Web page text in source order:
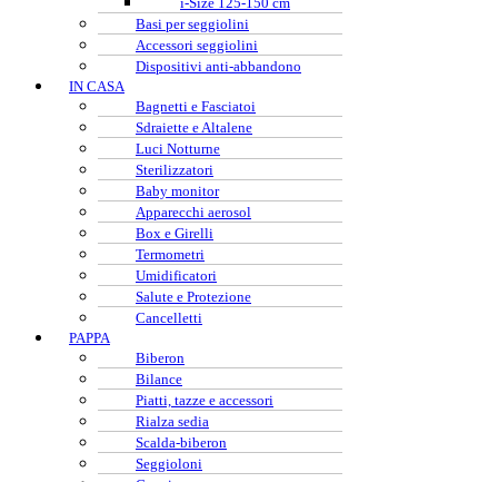
Basi per seggiolini
Accessori seggiolini
Dispositivi anti-abbandono
IN CASA
Bagnetti e Fasciatoi
Sdraiette e Altalene
Luci Notturne
Sterilizzatori
Baby monitor
Apparecchi aerosol
Box e Girelli
Termometri
Umidificatori
Salute e Protezione
Cancelletti
PAPPA
Biberon
Bilance
Piatti, tazze e accessori
Rialza sedia
Scalda-biberon
Seggioloni